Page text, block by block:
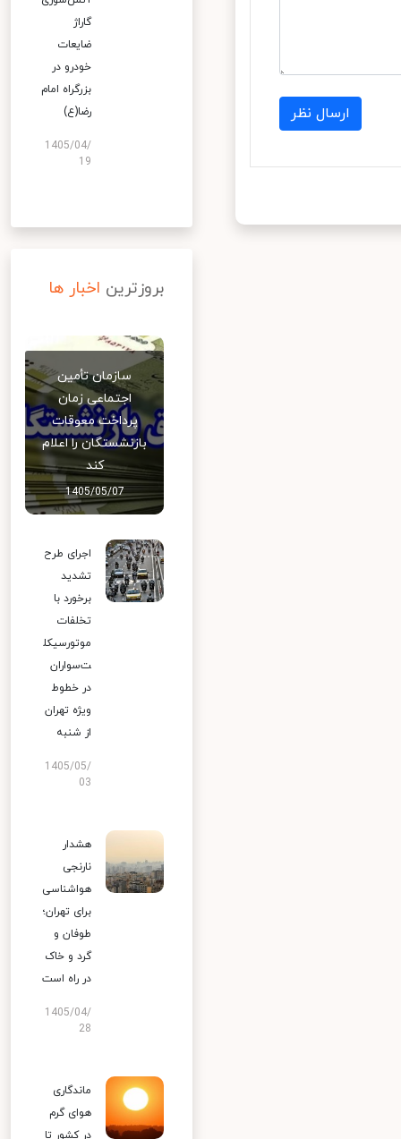
ارسال نظر
گاراژ
ضایعات
خودرو در
بزرگراه امام
رضا(ع)
1405/04/
19
بروزترین اخبار ها
سازمان تأمین
اجتماعی زمان
پرداخت معوقات
بازنشستگان را اعلام
کند
1405/05/07
اجرای طرح
تشدید
برخورد با
تخلفات
موتورسیکل
ت‌سواران
در خطوط
ویژه تهران
از شنبه
1405/05/
03
هشدار
نارنجی
هواشناسی
برای تهران؛
طوفان و
گرد و خاک
در راه است
1405/04/
28
ماندگاری
هوای گرم
در کشور تا